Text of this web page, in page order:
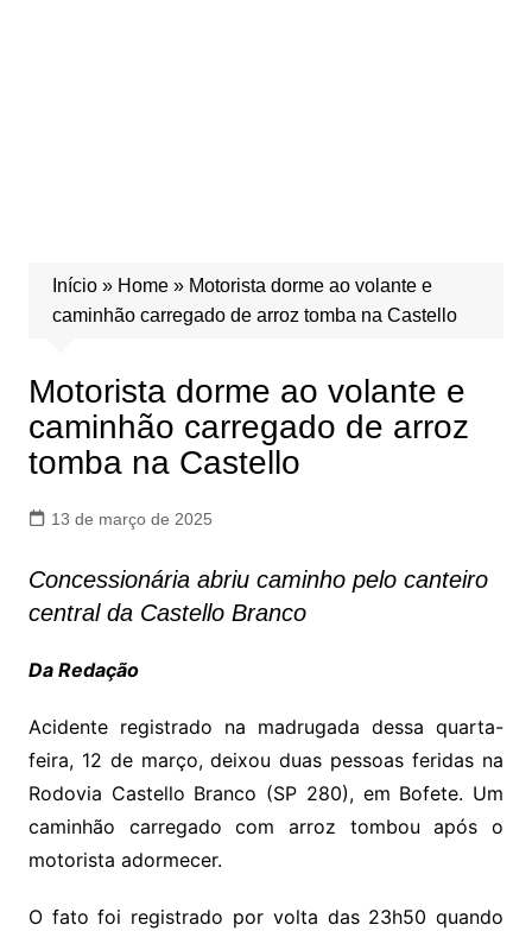
Início» Home» Motorista dorme ao volante e
caminhão carregado de arroz tomba na Castello
Motorista dorme ao volante e
caminhão carregado de arroz
tomba na Castello
13 de março de 2025
Concessionária abriu caminho pelo canteiro
central da Castello Branco
Da Redação
Acidente registrado na madrugada dessa quarta-
feira, 12 de março, deixou duas pessoas feridas na
Rodovia Castello Branco (SP 280), em Bofete. Um
caminhão carregado com arroz tombou após o
motorista adormecer.
O fato foi registrado por volta das 23h50 quando